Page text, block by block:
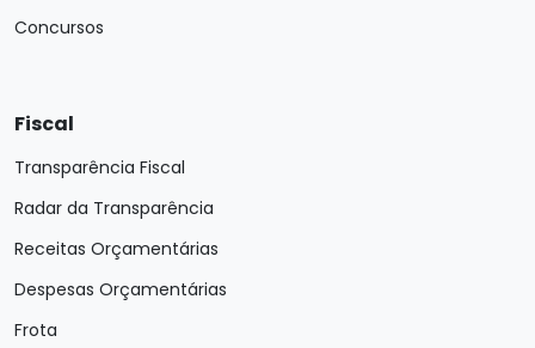
Concursos
Fiscal
Transparência Fiscal
Radar da Transparência
Receitas Orçamentárias
Despesas Orçamentárias
Frota